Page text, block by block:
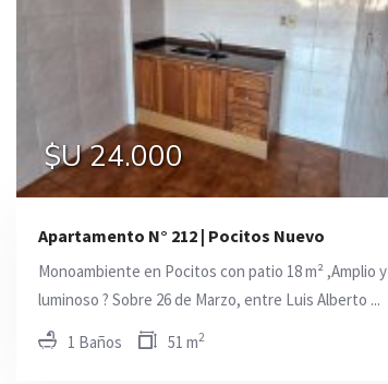
$U 24.000
Apartamento N° 212 | Pocitos Nuevo
Monoambiente en Pocitos con patio 18 m² ,Amplio y
luminoso ? Sobre 26 de Marzo, entre Luis Alberto ...
1 Baños 51 m2
$U 52.000
$U 45.000